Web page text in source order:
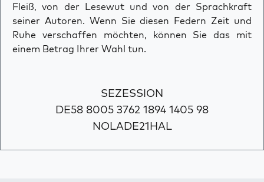
Fleiß, von der Lesewut und von der Sprachkraft
seiner Autoren. Wenn Sie diesen Federn Zeit und
Ruhe verschaffen möchten, können Sie das mit
einem Betrag Ihrer Wahl tun.
SEZESSION
DE58 8005 3762 1894 1405 98
NOLADE21HAL